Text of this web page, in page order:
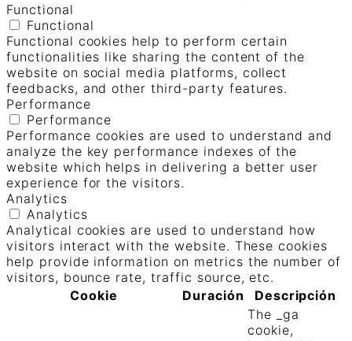
Functional
Functional
Functional cookies help to perform certain
functionalities like sharing the content of the
website on social media platforms, collect
feedbacks, and other third-party features.
Performance
Performance
Performance cookies are used to understand and
analyze the key performance indexes of the
website which helps in delivering a better user
experience for the visitors.
Analytics
Analytics
Analytical cookies are used to understand how
visitors interact with the website. These cookies
help provide information on metrics the number of
visitors, bounce rate, traffic source, etc.
Cookie
Duración Descripción
The _ga
cookie,